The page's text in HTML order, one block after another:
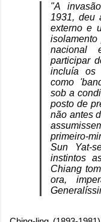
"A
1931, deu
externo e
nacional
participar
incluía os
como
sob a
posto de
não antes
primeiro-
Sun Yat-
instintos
Chiang
ora,